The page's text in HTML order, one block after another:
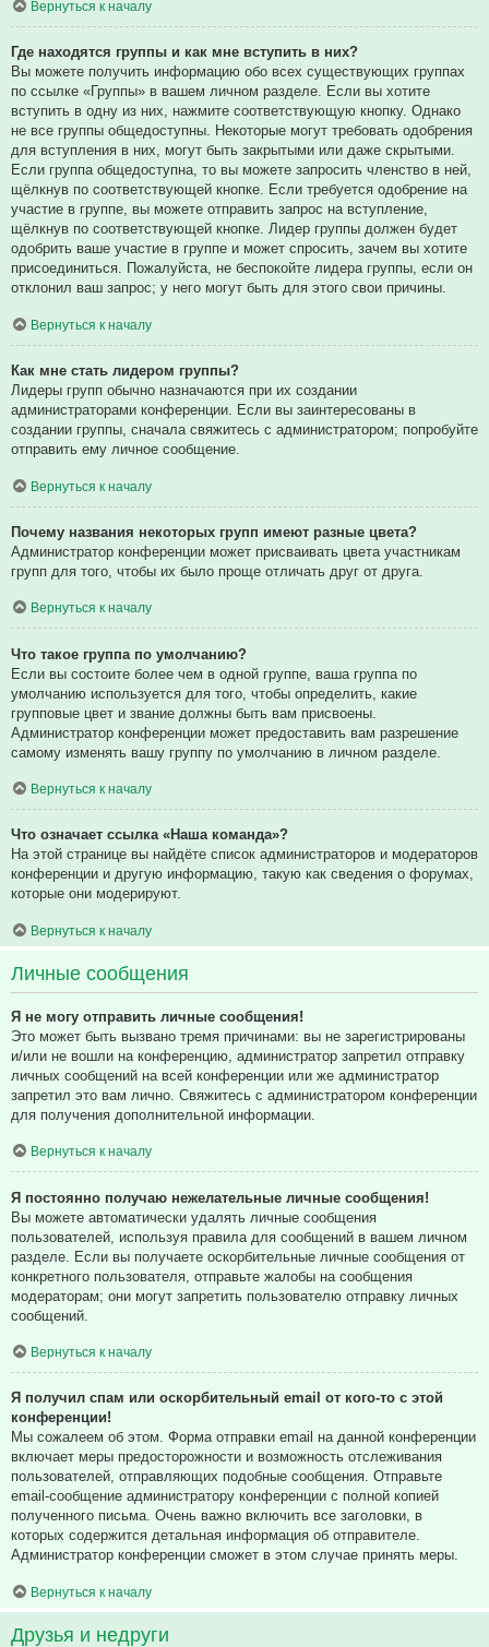
Вернуться к началу
Где находятся группы и как мне вступить в них?
Вы можете получить информацию обо всех существующих группах
по ссылке «Группы» в вашем личном разделе. Если вы хотите
вступить в одну из них, нажмите соответствующую кнопку. Однако
не все группы общедоступны. Некоторые могут требовать одобрения
для вступления в них, могут быть закрытыми или даже скрытыми.
Если группа общедоступна, то вы можете запросить членство в ней,
щёлкнув по соответствующей кнопке. Если требуется одобрение на
участие в группе, вы можете отправить запрос на вступление,
щёлкнув по соответствующей кнопке. Лидер группы должен будет
одобрить ваше участие в группе и может спросить, зачем вы хотите
присоединиться. Пожалуйста, не беспокойте лидера группы, если он
отклонил ваш запрос; у него могут быть для этого свои причины.
Вернуться к началу
Как мне стать лидером группы?
Лидеры групп обычно назначаются при их создании
администраторами конференции. Если вы заинтересованы в
создании группы, сначала свяжитесь с администратором; попробуйте
отправить ему личное сообщение.
Вернуться к началу
Почему названия некоторых групп имеют разные цвета?
Администратор конференции может присваивать цвета участникам
групп для того, чтобы их было проще отличать друг от друга.
Вернуться к началу
Что такое группа по умолчанию?
Если вы состоите более чем в одной группе, ваша группа по
умолчанию используется для того, чтобы определить, какие
групповые цвет и звание должны быть вам присвоены.
Администратор конференции может предоставить вам разрешение
самому изменять вашу группу по умолчанию в личном разделе.
Вернуться к началу
Что означает ссылка «Наша команда»?
На этой странице вы найдёте список администраторов и модераторов
конференции и другую информацию, такую как сведения о форумах,
которые они модерируют.
Вернуться к началу
Личные сообщения
Я не могу отправить личные сообщения!
Это может быть вызвано тремя причинами: вы не зарегистрированы
и/или не вошли на конференцию, администратор запретил отправку
личных сообщений на всей конференции или же администратор
запретил это вам лично. Свяжитесь с администратором конференции
для получения дополнительной информации.
Вернуться к началу
Я постоянно получаю нежелательные личные сообщения!
Вы можете автоматически удалять личные сообщения
пользователей, используя правила для сообщений в вашем личном
разделе. Если вы получаете оскорбительные личные сообщения от
конкретного пользователя, отправьте жалобы на сообщения
модераторам; они могут запретить пользователю отправку личных
сообщений.
Вернуться к началу
Я получил спам или оскорбительный email от кого-то с этой
конференции!
Мы сожалеем об этом. Форма отправки email на данной конференции
включает меры предосторожности и возможность отслеживания
пользователей, отправляющих подобные сообщения. Отправьте
email-сообщение администратору конференции с полной копией
полученного письма. Очень важно включить все заголовки, в
которых содержится детальная информация об отправителе.
Администратор конференции сможет в этом случае принять меры.
Вернуться к началу
Друзья и недруги